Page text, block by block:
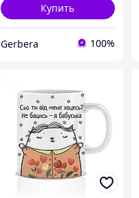
Купить
Gerbera 100%